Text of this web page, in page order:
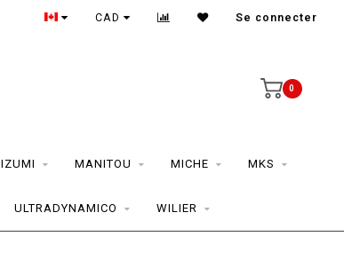
CAD Se connecter
0
IZUMI MANITOU MICHE MKS
ULTRADYNAMICO WILIER